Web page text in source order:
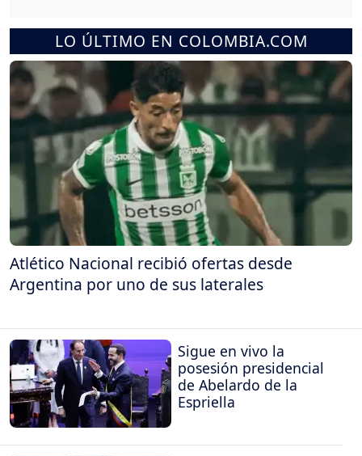
LO ÚLTIMO EN COLOMBIA.COM
Atlético Nacional recibió ofertas desde
Argentina por uno de sus laterales
Sigue en vivo la
posesión presidencial
de Abelardo de la
Espriella